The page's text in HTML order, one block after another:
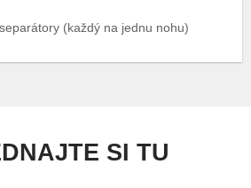
(každý na jednu nohu)
SI TU